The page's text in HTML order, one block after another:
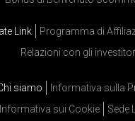
Link Programma di
Relazioni con gli
siamo
Informativa sulla
Informativa sui Cookie
Sede